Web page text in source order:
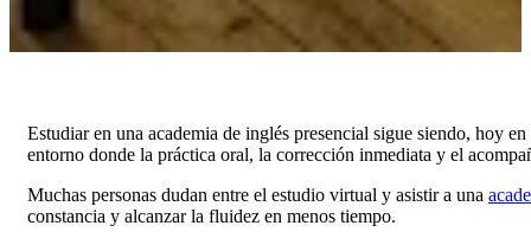
Estudiar en una academia de inglés presencial sigue siendo, hoy
entorno donde la práctica oral, la corrección inmediata y el
Muchas personas dudan entre el estudio virtual y asistir a una
constancia y alcanzar la fluidez en menos tiempo.